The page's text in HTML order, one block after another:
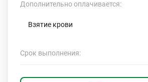
Дополнительно оплачивается:
Взятие крови
Срок выполнения: